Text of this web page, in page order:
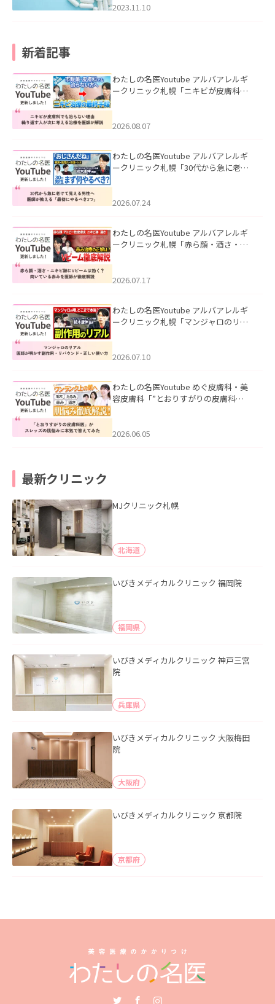
2023.11.10
新着記事
わたしの名医Youtube アルバアレルギ
ークリニック札幌「ニキビが皮膚科で
ました。
2026.08.07
わたしの名医Youtube アルバアレルギ
ークリニック札幌「30代から急に老け
た。
2026.07.24
わたしの名医Youtube アルバアレルギ
ークリニック札幌「赤ら顔・酒さ・ニ
した。
2026.07.17
わたしの名医Youtube アルバアレルギ
ークリニック札幌「マンジャロのリア
た。
2026.07.10
わたしの名医Youtube めぐ皮膚科・美
容皮膚科「”とおりすがりの皮膚科
2026.06.05
最新クリニック
MJクリニック札幌
北海道
いびきメディカルクリニック 福岡院
福岡県
いびきメディカルクリニック 神戸三宮
院
兵庫県
いびきメディカルクリニック 大阪梅田
院
大阪府
いびきメディカルクリニック 京都院
京都府